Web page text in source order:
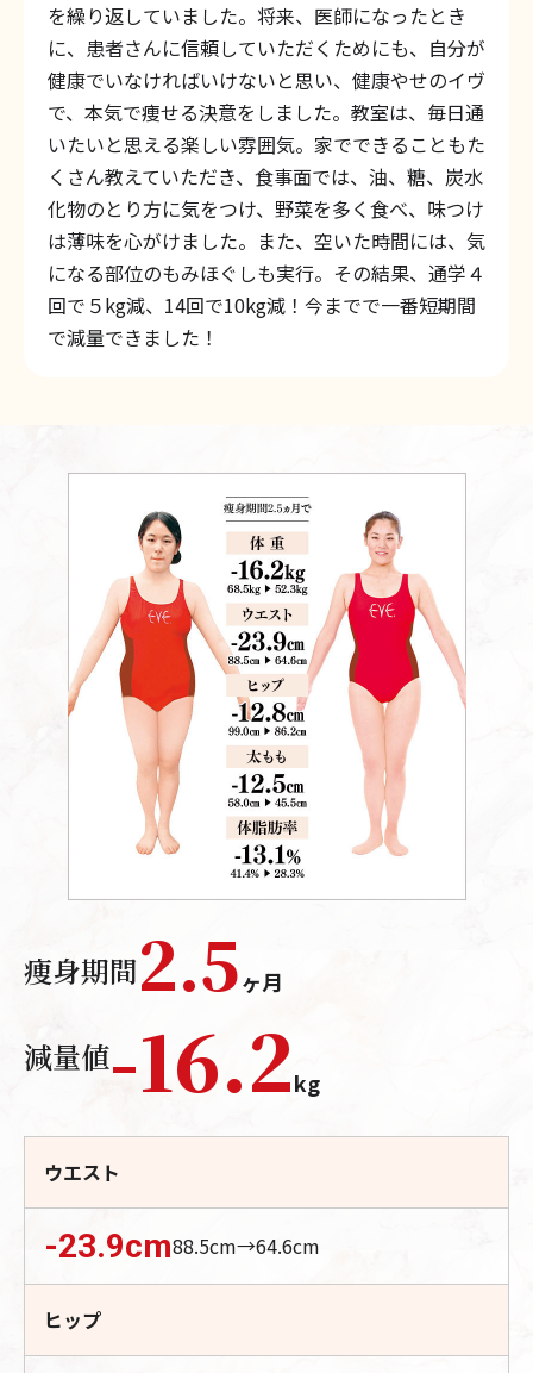
を繰り返していました。将来、医師になったとき
に、患者さんに信頼していただくためにも、自分が
健康でいなければいけないと思い、健康やせのイヴ
で、本気で痩せる決意をしました。教室は、毎日通
いたいと思える楽しい雰囲気。家でできることもた
くさん教えていただき、食事面では、油、糖、炭水
化物のとり方に気をつけ、野菜を多く食べ、味つけ
は薄味を心がけました。また、空いた時間には、気
になる部位のもみほぐしも実行。その結果、通学４
回で５kg減、14回で10kg減！今までで一番短期間
で減量できました！
痩身期間2.5ヶ月
減量値-16.2kg
ウエスト
-23.9cm88.5cm→64.6cm
ヒップ